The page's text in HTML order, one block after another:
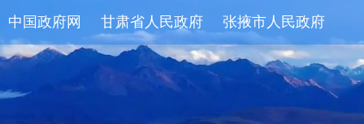
中国政府网 甘肃省人民政府 张掖市人民政府